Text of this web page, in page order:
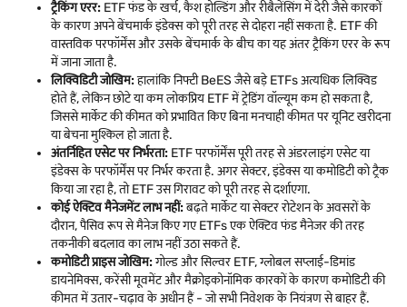
ट्रैकिंग एरर: ETF फंड के खर्च, कैश होल्डिंग और रीबैलेंसिंग में देरी जैसे कारकों
के कारण अपने बेंचमार्क इंडेक्स को पूरी तरह से दोहरा नहीं सकता है. ETF की
वास्तविक परफॉर्मेंस और उसके बेंचमार्क के बीच का यह अंतर ट्रैकिंग एरर के रूप
में जाना जाता है.
लिक्विडिटी जोखिम:हालांकि निफ्टी BeES जैसे बड़े ETFs अत्यधिक लिक्विड
होते हैं, लेकिन छोटे या कम लोकप्रिय ETF में ट्रेडिंग वॉल्यूम कम हो सकता है,
जिससे मार्केट की कीमत को प्रभावित किए बिना मनचाही कीमत पर यूनिट खरीदना
या बेचना मुश्किल हो जाता है.
अंतर्निहित एसेट पर निर्भरता: ETF परफॉर्मेंस पूरी तरह से अंडरलाइंग एसेट या
इंडेक्स के परफॉर्मेंस पर निर्भर करता है. अगर सेक्टर, इंडेक्स या कमोडिटी को ट्रैक
किया जा रहा है, तो ETF उस गिरावट को पूरी तरह से दर्शाएगा.
कोई ऐक्टिव मैनेजमेंट लाभ नहीं:बढ़ते मार्केट या सेक्टर रोटेशन के अवसरों के
दौरान, पैसिव रूप से मैनेज किए गए ETFs एक ऐक्टिव फंड मैनेजर की तरह
तकनीकी बदलाव का लाभ नहीं उठा सकते हैं.
कमोडिटी प्राइस जोखिम:गोल्ड और सिल्वर ETF, ग्लोबल सप्लाई-डिमांड
डायनेमिक्स, करेंसी मूवमेंट और मैक्रोइकोनॉमिक कारकों के कारण कमोडिटी की
कीमत में उतार-चढ़ाव के अधीन हैं - जो सभी निवेशक के नियंत्रण से बाहर हैं.